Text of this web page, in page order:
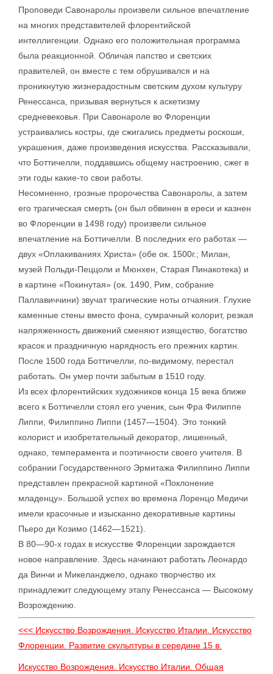
Проповеди Савонаролы произвели сильное впечатление
на многих представителей флорентийской
интеллигенции. Однако его положительная программа
была реакционной. Обличая папство и светских
правителей, он вместе с тем обрушивался и на
проникнутую жизнерадостным светским духом культуру
Ренессанса, призывая вернуться к аскетизму
средневековья. При Савонароле во Флоренции
устраивались костры, где сжигались предметы роскоши,
украшения, даже произведения искусства. Рассказывали,
что Боттичелли, поддавшись общему настроению, сжег в
эти годы какие-то свои работы.
Несомненно, грозные пророчества Савонаролы, а затем
его трагическая смерть (он был обвинен в ереси и казнен
во Флоренции в 1498 году) произвели сильное
впечатление на Боттичелли. В последних его работах —
двух «Оплакиваниях Христа» (обе ок. 1500г.; Милан,
музей Польди-Пеццоли и Мюнхен, Старая Пинакотека) и
в картине «Покинутая» (ок. 1490, Рим, собрание
Паллавиччини) звучат трагические ноты отчаяния. Глухие
каменные стены вместо фона, сумрачный колорит, резкая
напряженность движений сменяют изящество, богатство
красок и праздничную нарядность его прежних картин.
После 1500 года Боттичелли, по-видимому, перестал
работать. Он умер почти забытым в 1510 году.
Из всех флорентийских художников конца 15 века ближе
всего к Боттичелли стоял его ученик, сын Фра Филиппе
Липпи, Филиппино Липпи (1457—1504). Это тонкий
колорист и изобретательный декоратор, лишенный,
однако, темперамента и поэтичности своего учителя. В
собрании Государственного Эрмитажа Филиппино Липпи
представлен прекрасной картиной «Поклонение
младенцу». Большой успех во времена Лоренцо Медичи
имели красочные и изысканно декоративные картины
Пьеро ди Козимо (1462—1521).
В 80—90-х годах в искусстве Флоренции зарождается
новое направление. Здесь начинают работать Леонардо
да Винчи и Микеланджело, однако творчество их
принадлежит следующему этапу Ренессанса — Высокому
Возрождению.
<<< Искусство Возрождения. Искусство Италии. Искусство
Флоренции. Развитие скульптуры в середине 15 в.
Искусство Возрождения. Искусство Италии. Общая